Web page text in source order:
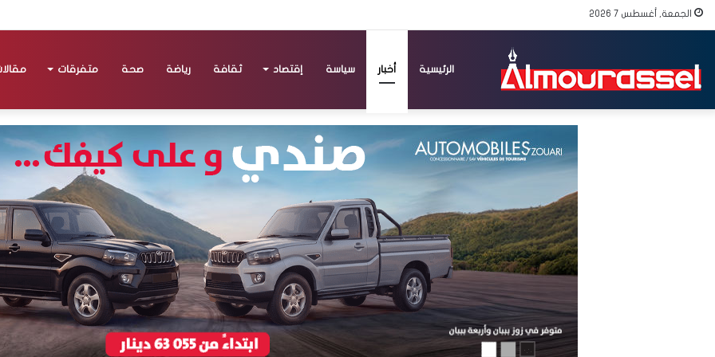
الجمعة, أغسطس 7 2026
الرئيسية أخبار سياسة إقتصاد ثقافة رياضة صحة متفرقات